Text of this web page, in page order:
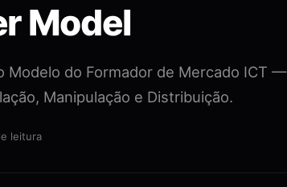
Model
Modelo do Formador de Mercado ICT —
Manipulação e Distribuição.
leitura